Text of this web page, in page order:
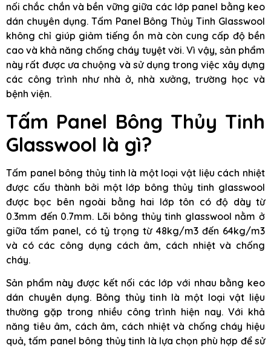
nối chắc chắn và bền vững giữa các lớp panel bằng keo
dán chuyên dụng. Tấm Panel Bông Thủy Tinh Glasswool
không chỉ giúp giảm tiếng ồn mà còn cung cấp độ bền
cao và khả năng chống cháy tuyệt vời. Vì vậy, sản phẩm
này rất được ưa chuộng và sử dụng trong việc xây dựng
các công trình như nhà ở, nhà xưởng, trường học và
bệnh viện.
Tấm Panel Bông Thủy Tinh
Glasswool là gì?
Tấm panel bông thủy tinh là một loại vật liệu cách nhiệt
được cấu thành bởi một lớp bông thủy tinh glasswool
được bọc bên ngoài bằng hai lớp tôn có độ dày từ
0.3mm đến 0.7mm. Lõi bông thủy tinh glasswool nằm ở
giữa tấm panel, có tỷ trọng từ 48kg/m3 đến 64kg/m3
và có các công dụng cách âm, cách nhiệt và chống
cháy.
Sản phẩm này được kết nối các lớp với nhau bằng keo
dán chuyên dụng. Bông thủy tinh là một loại vật liệu
thường gặp trong nhiều công trình hiện nay. Với khả
năng tiêu âm, cách âm, cách nhiệt và chống cháy hiệu
quả, tấm panel bông thủy tinh là lựa chọn phù hợp để sử